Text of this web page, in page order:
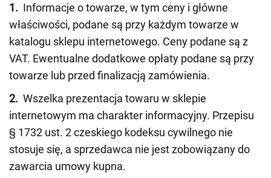
1. Informacje o towarze, w tym ceny i główne
właściwości, podane są przy każdym towarze w
katalogu sklepu internetowego. Ceny podane są z
VAT. Ewentualne dodatkowe opłaty podane są przy
towarze lub przed finalizacją zamówienia.
2. Wszelka prezentacja towaru w sklepie
internetowym ma charakter informacyjny. Przepisu
§ 1732 ust. 2 czeskiego kodeksu cywilnego nie
stosuje się, a sprzedawca nie jest zobowiązany do
zawarcia umowy kupna.